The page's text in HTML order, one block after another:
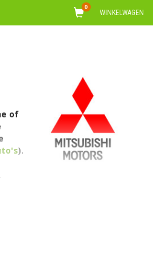
WINKELWAGEN
0
of
).